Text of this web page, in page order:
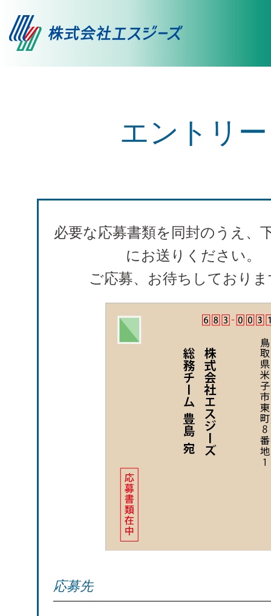
募集要項 職場体験
人財に対する取り組みと社員
エントリー
必要な応募書類を同封のうえ、
にお送りください。
ご応募、お待ちしており
応募先